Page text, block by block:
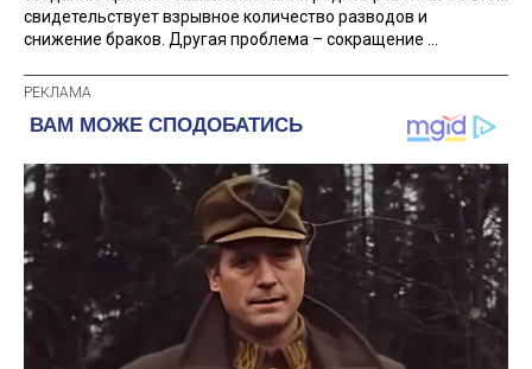
свидетельствует взрывное количество разводов и
снижение браков. Другая проблема – сокращение ...